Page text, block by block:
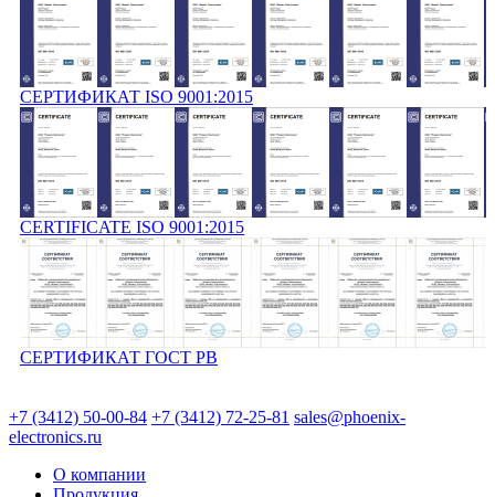
СЕРТИФИКАТ ISO 9001:2015
CERTIFICATE ISO 9001:2015
СЕРТИФИКАТ ГОСТ РВ
+7 (3412) 50-00-84 +7 (3412) 72-25-81 sales@phoenix-
electronics.ru
О компании